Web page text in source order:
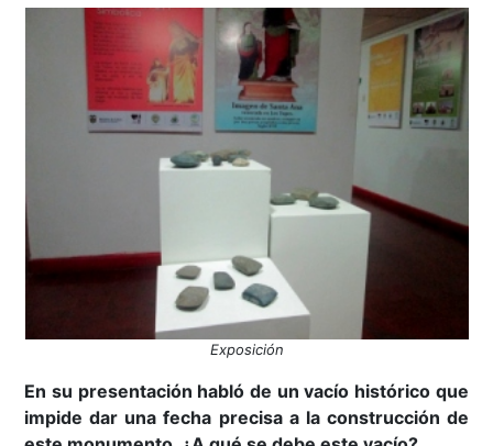
Exposición
En su presentación habló de un vacío histórico que
impide dar una fecha precisa a la construcción de